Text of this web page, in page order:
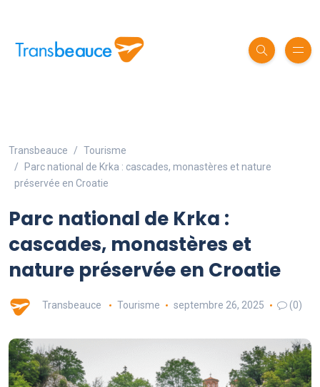
Transbeauce
Tourisme
Parc national de Krka : cascades, monastères et nature
préservée en Croatie
Parc national de Krka :
cascades, monastères et
nature préservée en Croatie
Transbeauce Tourisme septembre 26, 2025 (0)